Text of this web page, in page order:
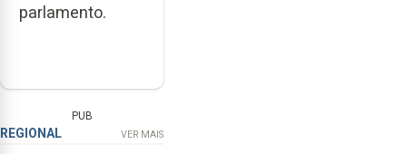
parlamento.
PUB
REGIONAL VER MAIS